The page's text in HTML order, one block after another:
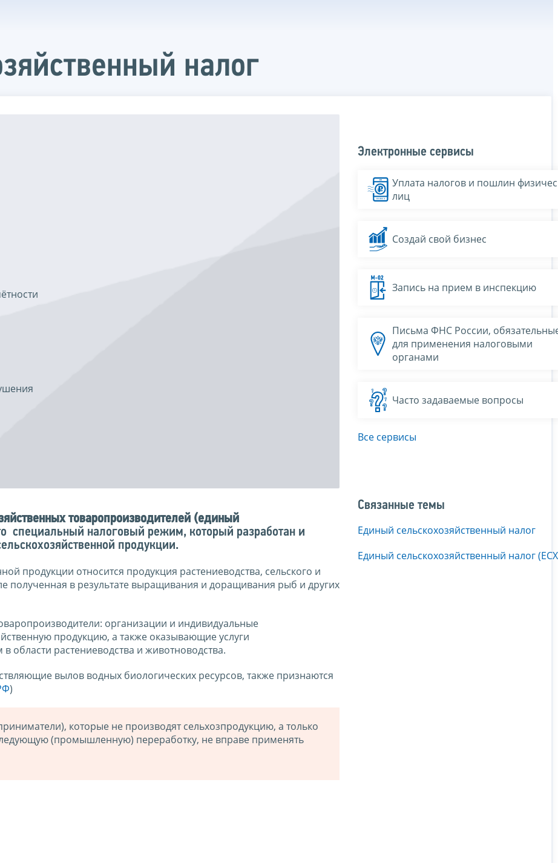
налог
товаропроизводителей (единый
специальный налоговый режим, который разработан и
продукции.
продукции относится продукция растениеводства, сельского и
полученная в результате выращивания и доращивания рыб и других
организации и индивидуальные
продукцию, а также оказывающие услуги
области растениеводства и животноводства.
вылов водных биологических ресурсов, также признаются
)
которые не производят сельхозпродукцию, а только
(промышленную) переработку, не вправе применять
Электронные сервисы
Уплата налогов и пошлин
лиц
Создай свой бизнес
Запись на прием в инспекцию
Письма ФНС России,
для применения налоговыми
органами
Часто задаваемые вопросы
Все сервисы
Связанные темы
Единый сельскохозяйственный налог
Единый сельскохозяйственный налог